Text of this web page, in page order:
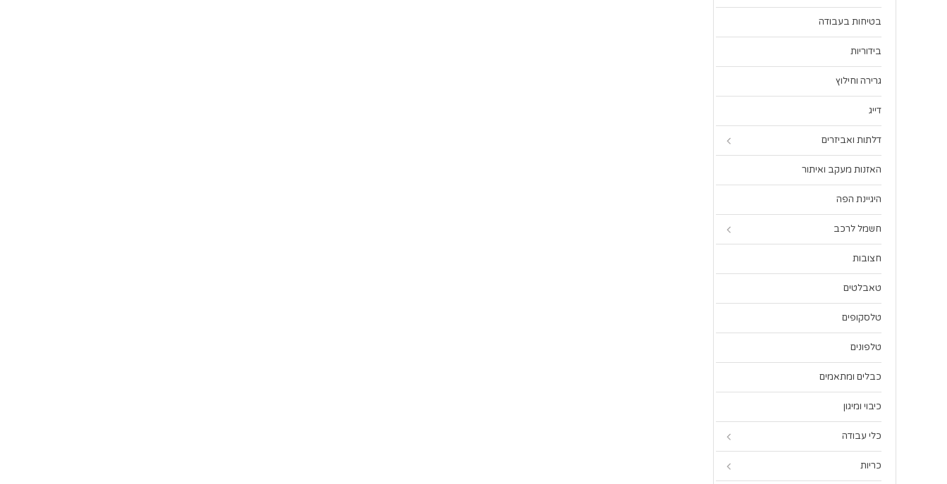
בטיחות בעבודה
בידוריות
גרירה וחילוץ
דייג
דלתות ואביזרים
האזנות מעקב ואיתור
היגיינת הפה
חשמל לרכב
חצובות
טאבלטים
טלסקופים
טלפונים
כבלים ומתאמים
כיבוי ומיגון
כלי עבודה
כריות